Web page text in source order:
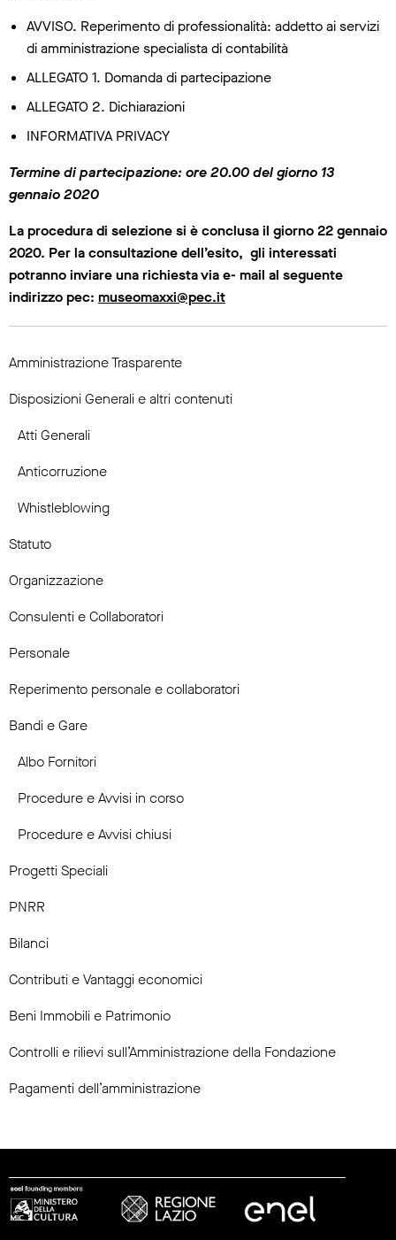
AVVISO. Reperimento di professionalità: addetto ai servizi
di amministrazione specialista di contabilità
ALLEGATO 1. Domanda di partecipazione
ALLEGATO 2. Dichiarazioni
INFORMATIVA PRIVACY
Termine di partecipazione: ore 20.00 del giorno 13
gennaio 2020
La procedura di selezione si è conclusa il giorno 22 gennaio
2020. Per la consultazione dell’esito, gli interessati
potranno inviare una richiesta via e- mail al seguente
indirizzo pec: museomaxxi@pec.it
Amministrazione Trasparente
Disposizioni Generali e altri contenuti
Atti Generali
Anticorruzione
Whistleblowing
Statuto
Organizzazione
Consulenti e Collaboratori
Personale
Reperimento personale e collaboratori
Bandi e Gare
Albo Fornitori
Procedure e Avvisi in corso
Procedure e Avvisi chiusi
Progetti Speciali
PNRR
Bilanci
Contributi e Vantaggi economici
Beni Immobili e Patrimonio
Controlli e rilievi sull’Amministrazione della Fondazione
Pagamenti dell’amministrazione